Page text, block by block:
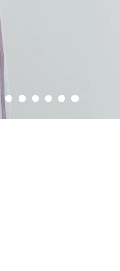
18 19 20 21 22 23